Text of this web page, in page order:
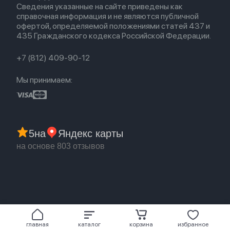
главная каталог корзина избранное
Партнерская программа
Гарантия
Обмен и возврат
Бонусы
Акции
Сведения указанные на сайте приведены как
справочная информация и не являются публичной
офертой, определяемой положениями статей 437 и
435 Гражданского кодекса Российской Федерации.
+7 (812) 409-90-12
Мы принимаем:
5на Яндекс карты
на основе 803 отзывов